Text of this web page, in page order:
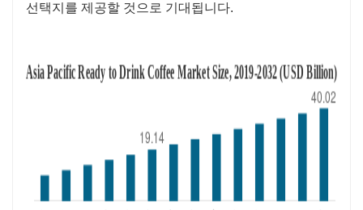
선택지를 제공할 것으로 기대됩니다.